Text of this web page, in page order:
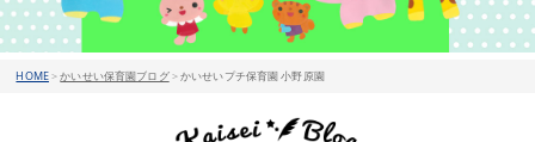
HOME>かいせい保育園ブログ>かいせいプチ保育園 小野原園